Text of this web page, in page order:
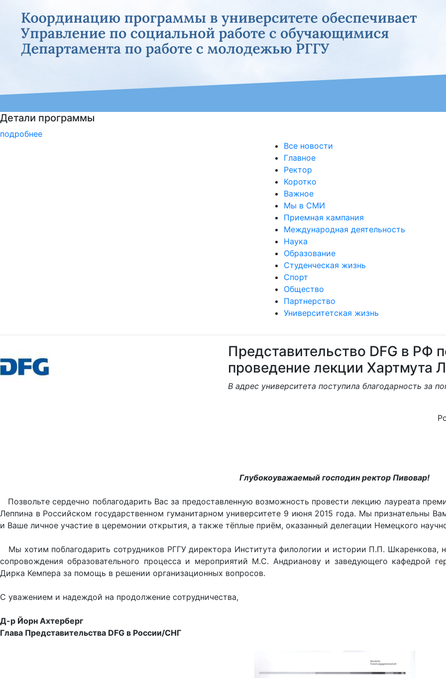
Войска беспилотных систем РФ
подробнее
Все новости
Главное
Ректор
Коротко
Важное
Мы в СМИ
Приемная кампания
Международная деятельность
Наука
Образование
Студенческая жизнь
Спорт
Общество
Партнерство
Университетская жизнь
Представительство DFG в РФ
проведение лекции Хартмута
В адрес университета поступила благодарность за
Глубокоуважаемый господин ректор Пивовар!
Позвольте сердечно поблагодарить Вас за предоставленную возможность провести лекцию лауреата
Леппина в Российском государственном гуманитарном университете 9 июня 2015 года. Мы признательны
и Ваше личное участие в церемонии открытия, а также тёплые приём, оказанный делегации Немецкого
Мы хотим поблагодарить сотрудников РГГУ директора Института филологии и истории П.П. Шкаренкова,
сопровождения образовательного процесса и мероприятий М.С. Андрианову и заведующего кафедрой
Дирка Кемпера за помощь в решении организационных вопросов.
С уважением и надеждой на продолжение сотрудничества,
Д-р Йорн Ахтерберг
Глава Представительства DFG в России/СНГ